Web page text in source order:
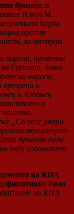
бригада и
Илија М.
борба
против
да цитирам
пароли, пуштани
Гестапо, денес
народи,
и
и Албанец
и
нашето
„Со овие удари
окупаторот
Бригада даде
меѓу албанскиот
на КПА
било
на КПА